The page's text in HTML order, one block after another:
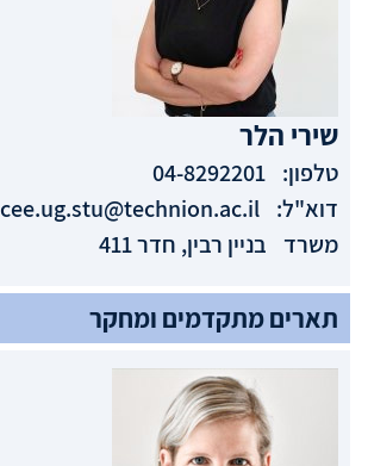
שירי הלר
טלפון: 04-8292201
דוא"ל: cee.ug.stu@technion.ac.il
משרד
בניין רבין, חדר 411
תארים מתקדמים ומחקר